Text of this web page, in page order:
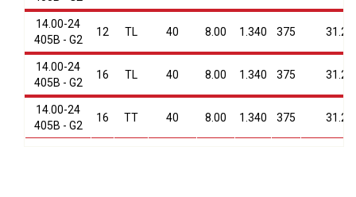
14.00-24
405B - G2
12 TL 40 8.00 1.340 375 31.2
14.00-24
405B - G2
16 TL 40 8.00 1.340 375 31.2
14.00-24
405B - G2
16 TT 40 8.00 1.340 375 31.2